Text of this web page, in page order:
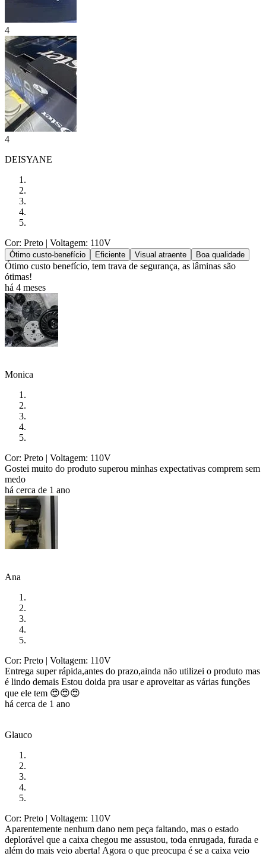
4
4
DEISYANE
Cor: Preto | Voltagem: 110V
Ótimo custo-benefício Eficiente Visual atraente Boa qualidade
Ótimo custo benefício, tem trava de segurança, as lâminas são
ótimas!
há 4 meses
Monica
Cor: Preto | Voltagem: 110V
Gostei muito do produto superou minhas expectativas comprem sem
medo
há cerca de 1 ano
Ana
Cor: Preto | Voltagem: 110V
Entrega super rápida,antes do prazo,ainda não utilizei o produto mas
é lindo demais Estou doida pra usar e aproveitar as várias funções
que ele tem 😍😍😍
há cerca de 1 ano
Glauco
Cor: Preto | Voltagem: 110V
Aparentemente nenhum dano nem peça faltando, mas o estado
deplorável que a caixa chegou me assustou, toda enrugada, furada e
além do mais veio aberta! Agora o que preocupa é se a caixa veio